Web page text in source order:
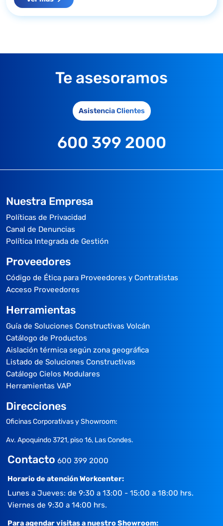
Te asesoramos
Asistencia Clientes
600 399 2000
Nuestra Empresa
Políticas de Privacidad
Canal de Denuncias
Política Integrada de Gestión
Proveedores
Código de Ética para Proveedores y Contratistas
Acceso Proveedores
Herramientas
Guía de Soluciones Constructivas Volcán
Catálogo de Productos
Aislación térmica según zona geográfica
Listado de Soluciones Constructivas
Catálogo Cielos Modulares
Herramientas VAP
Direcciones
Oficinas Corporativas y Showroom:
Av. Apoquindo 3721, piso 16, Las Condes.
Contacto 600 399 2000
Horario de atención Workcenter:
Lunes a Jueves: de 9:30 a 13:00 - 15:00 a 18:00 hrs.
Viernes de 9:30 a 14:00 hrs.
Para agendar visitas a nuestro Showroom: